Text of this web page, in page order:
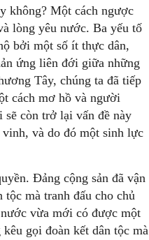
không? Một cách ngược
lòng yêu nước. Ba yếu tố
bởi một số ít thực dân,
ứng liên đới giữa những
Tây, chúng ta đã tiếp
cách mơ hồ và người
còn trở lại vấn đề này
và do đó một sinh lực
Đảng cộng sản đã vận
mà tranh đấu cho chủ
vừa mới có được một
gọi đoàn kết dân tộc mà